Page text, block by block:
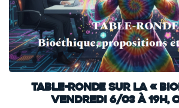
Table-ronde sur la «
vendredi 6/03 à 19h,